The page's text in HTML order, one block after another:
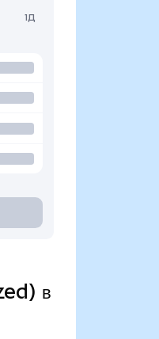
1Д
в